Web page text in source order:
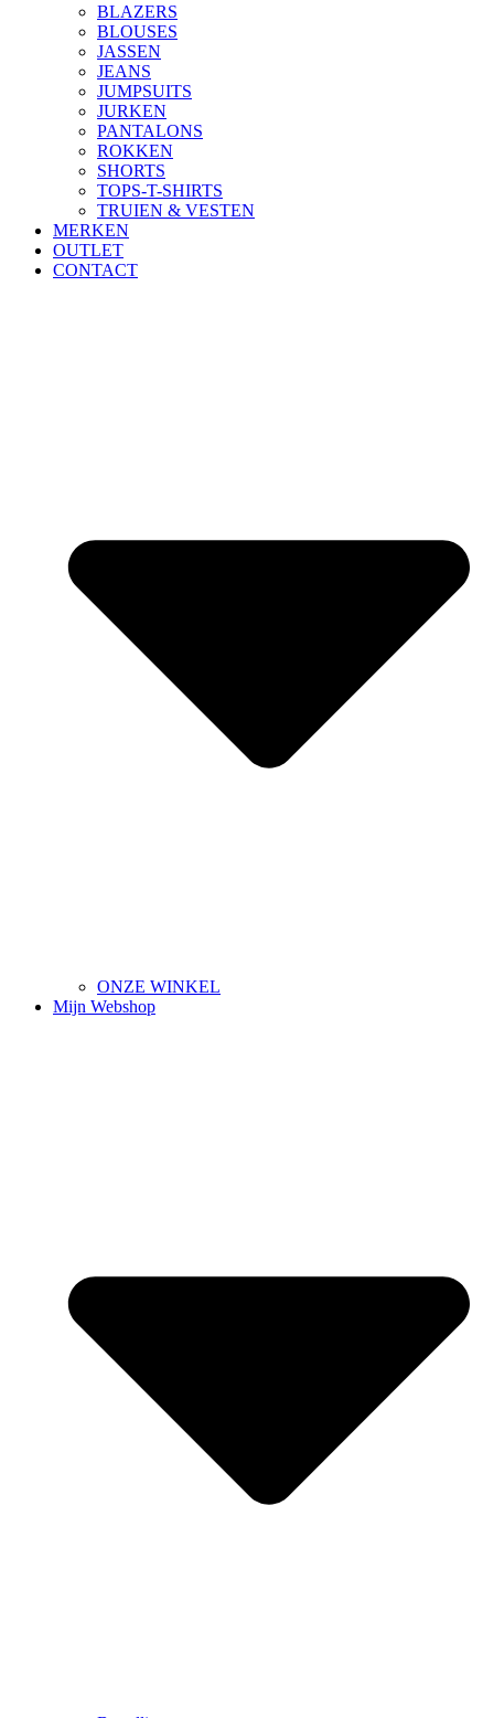
BLAZERS
BLOUSES
JASSEN
JEANS
JUMPSUITS
JURKEN
PANTALONS
ROKKEN
SHORTS
TOPS-T-SHIRTS
TRUIEN & VESTEN
MERKEN
OUTLET
CONTACT
ONZE WINKEL
Mijn Webshop